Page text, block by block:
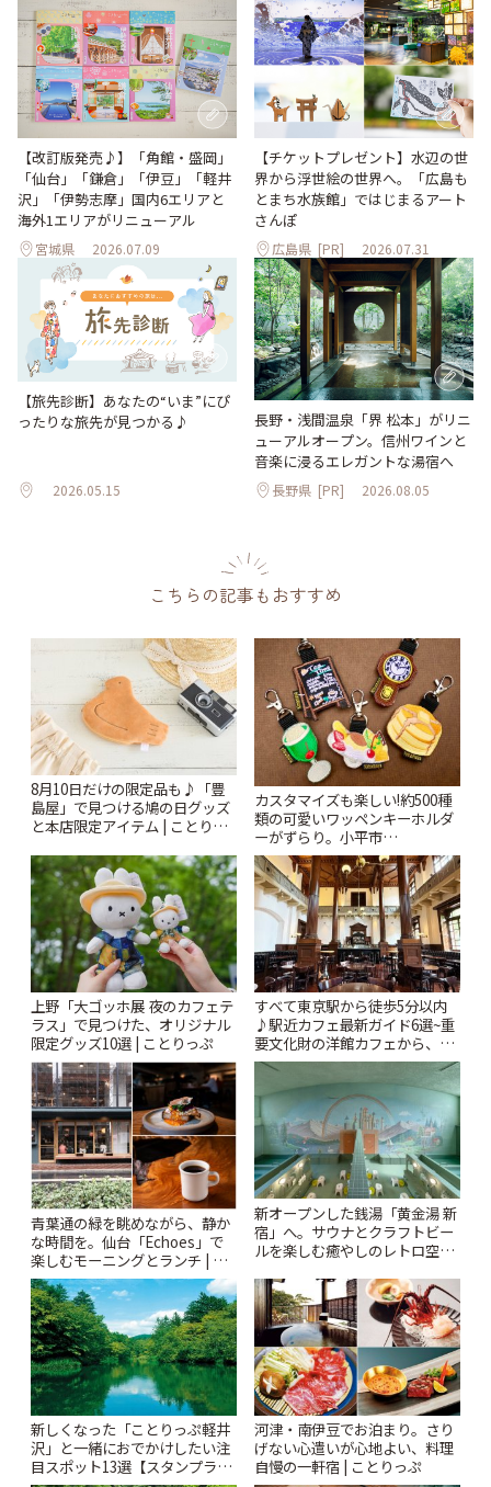
【改訂版発売♪】「角館・盛岡」
「仙台」「鎌倉」「伊豆」「軽井
沢」「伊勢志摩」国内6エリアと
海外1エリアがリニューアル
宮城県 2026.07.09
【チケットプレゼント】水辺の世
界から浮世絵の世界へ。「広島も
とまち水族館」ではじまるアート
さんぽ
広島県 [PR] 2026.07.31
【旅先診断】あなたの“いま”にぴ
ったりな旅先が見つかる♪
2026.05.15
長野・浅間温泉「界 松本」がリニ
ューアルオープン。信州ワインと
音楽に浸るエレガントな湯宿へ
長野県 [PR] 2026.08.05
こちらの記事もおすすめ
8月10日だけの限定品も♪「豊
島屋」で見つける鳩の日グッズ
と本店限定アイテム | ことりっ
カスタマイズも楽しい!約500種
類の可愛いワッペンキーホルダ
ーがずらり。小平市
「Kimamaya T&K」 | ことりっ
ぷ
上野「大ゴッホ展 夜のカフェテ
ラス」で見つけた、オリジナル
限定グッズ10選 | ことりっぷ
すべて東京駅から徒歩5分以内
♪駅近カフェ最新ガイド6選~重
要文化財の洋館カフェから、改
札すぐのレトロ喫茶まで~ | こと
青葉通の緑を眺めながら、静か
な時間を。仙台「Echoes」で
楽しむモーニングとランチ | こ
とりっぷ
新オープンした銭湯「黄金湯 新
宿」へ。サウナとクラフトビー
ルを楽しむ癒やしのレトロ空間
新しくなった「ことりっぷ軽井
沢」と一緒におでかけしたい注
目スポット13選【スタンプラリ
河津・南伊豆でお泊まり。さり
げない心遣いが心地よい、料理
自慢の一軒宿 | ことりっぷ